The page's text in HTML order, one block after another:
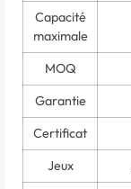
Capacité
maximale
MOQ
Garantie
Certificat
Jeux